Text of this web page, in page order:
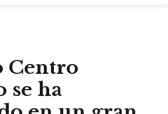
Centro
se ha